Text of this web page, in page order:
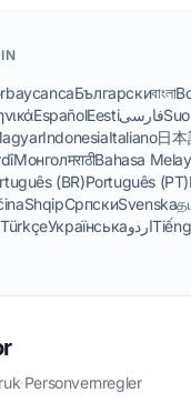
Българскиবাংলা
EspañolEestiفارسی
IndonesiaItaliano日本
МонголमराठीBahasa
(BR)Português (PT)
ShqipСрпскиSvenska
TürkçeУкраїнськаاردو
·Personvernregler